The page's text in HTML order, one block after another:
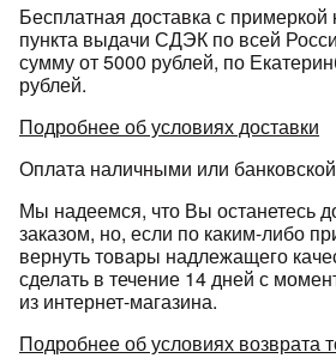
Бесплатная доставка с
пункта выдачи СДЭК по всей
сумму от 5000 рублей, по
рублей.
Подробнее об условиях доставки
Оплата наличными или
Мы надеемся, что Вы останетесь
заказом, но, если по каким-либо
вернуть товары надлежащего
сделать в течение 14 дней с
из интернет-магазина.
Подробнее об условиях возврата